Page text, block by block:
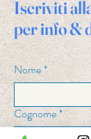
Iscriviti
per info &
Nome*
Cognome*